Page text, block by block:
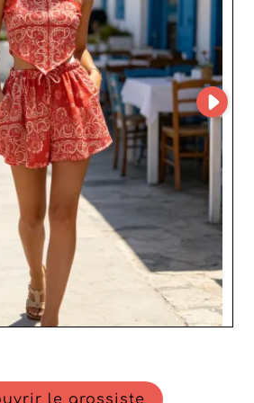
vos besoins spécifiques. Ses
les dernières tendances
qui vous assure des marges
d'affaires profitable. En
optez pour un partenaire fiable qui
de votre métier, et vous soutient
de votre entreprise.ujlst Un
c'est la garantie d'ajouter à votre
satisferont vos clientes et
à votre enseigne.
le grossiste